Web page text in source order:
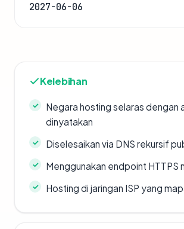
2027-06-06
Kelebihan
Negara hosting selaras dengan
dinyatakan
Diselesaikan via DNS rekursif
Menggunakan endpoint HTTPS
Hosting di jaringan ISP yang